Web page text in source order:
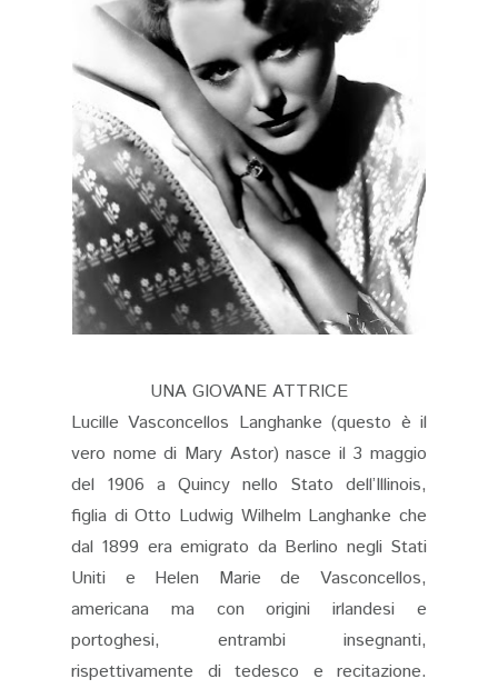
UNA GIOVANE ATTRICE
Lucille Vasconcellos Langhanke (questo è il
vero nome di Mary Astor) nasce il 3 maggio
del 1906 a Quincy nello Stato dell’Illinois,
figlia di Otto Ludwig Wilhelm Langhanke che
dal 1899 era emigrato da Berlino negli Stati
Uniti e Helen Marie de Vasconcellos,
americana ma con origini irlandesi e
portoghesi, entrambi insegnanti,
rispettivamente di tedesco e recitazione.